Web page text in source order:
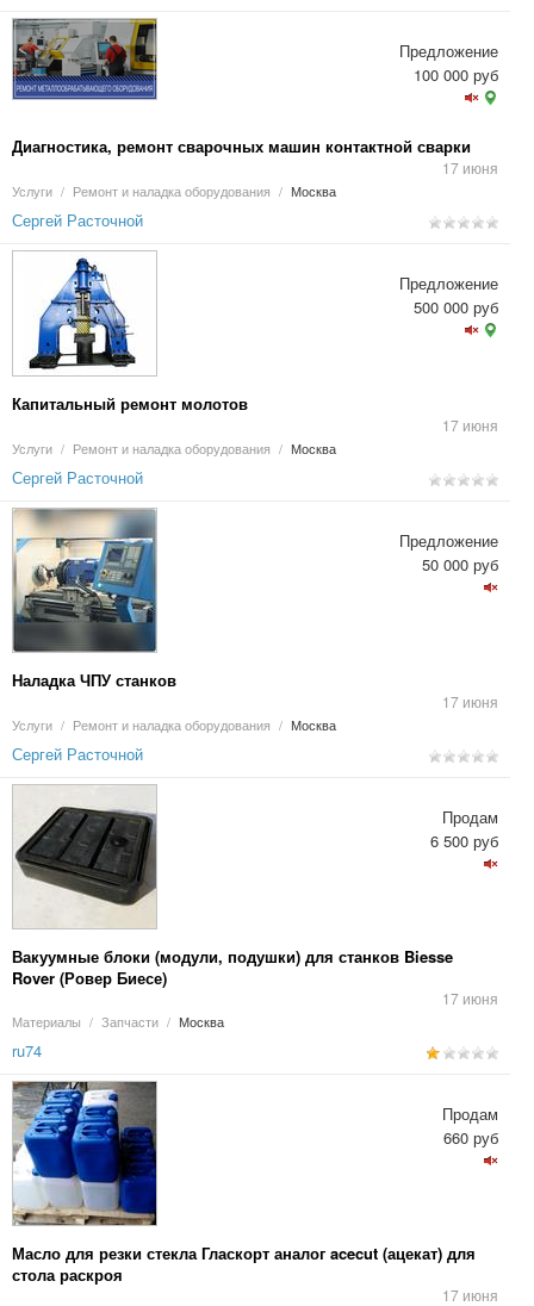
Диагностика, ремонт сварочных машин контактной сварки
17 июня
Услуги / Ремонт и наладка оборудования / Москва
Предложение
100 000 руб
Сергей Расточной
Капитальный ремонт молотов
17 июня
Услуги / Ремонт и наладка оборудования / Москва
Предложение
500 000 руб
Сергей Расточной
Наладка ЧПУ станков
17 июня
Услуги / Ремонт и наладка оборудования / Москва
Предложение
50 000 руб
Сергей Расточной
Вакуумные блоки (модули, подушки) для станков Biesse
Rover (Ровер Биесе)
17 июня
Материалы / Запчасти / Москва
Продам
6 500 руб
ru74
Масло для резки стекла Гласкорт аналог acecut (ацекат) для
стола раскроя
17 июня
Продам
660 руб